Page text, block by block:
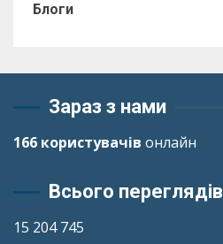
Блоги
Зараз з нами
166 користувачів онлайн
Всього переглядів
15 204 745